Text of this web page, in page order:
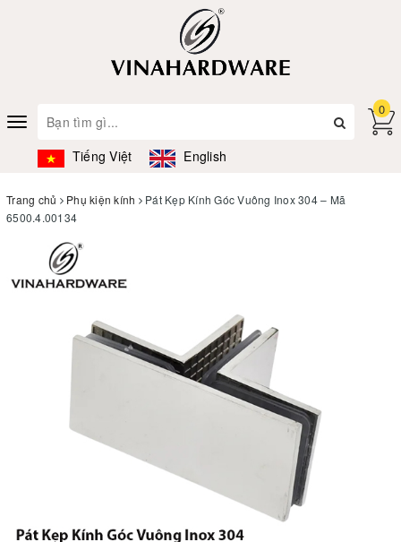
Toggle
navigation
Tiếng Việt English
0
Trang chủ Phụ kiện kính
Pát Kẹp Kính Góc Vuông Inox 304 – Mã
6500.4.00134